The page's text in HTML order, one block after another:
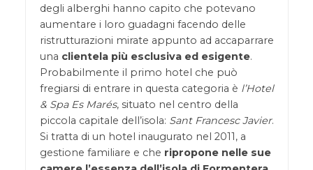
degli alberghi hanno capito che potevano
aumentare i loro guadagni facendo delle
ristrutturazioni mirate appunto ad accaparrare
una clientela più esclusiva ed esigente.
Probabilmente il primo hotel che può
fregiarsi di entrare in questa categoria è l’Hotel
& Spa Es Marés, situato nel centro della
piccola capitale dell’isola: Sant Francesc Javier.
Si tratta di un hotel inaugurato nel 2011, a
gestione familiare e che ripropone nelle sue